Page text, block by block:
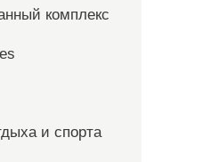
комплекс
и спорта